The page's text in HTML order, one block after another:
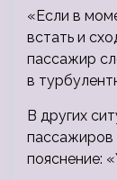
«Если в
встать и
пассажир
в
В других
пассажиров
пояснение: